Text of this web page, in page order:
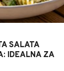
SALATA
IDEALNA ZA